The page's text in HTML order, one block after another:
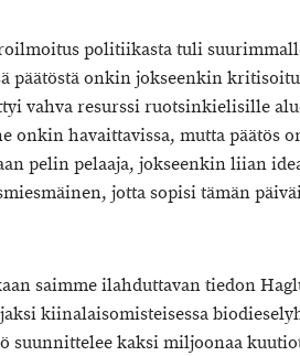
politiikasta tuli
päätöstä onkin jokseenkin
vahva resurssi ruotsinkielisille
onkin havaittavissa, mutta päätös
pelin pelaaja, jokseenkin liian
jotta sopisi tämän
saimme ilahduttavan tiedon
kiinalaisomisteisessa
suunnittelee kaksi miljoonaa